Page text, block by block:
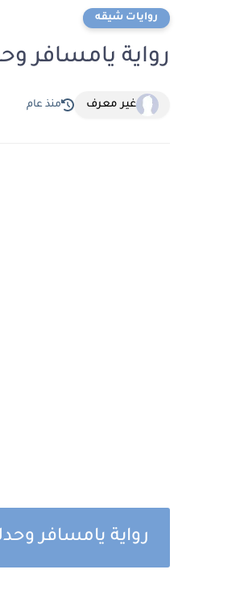
روايات شيقه
رواية يامسافر وحدك
غير معرف منذ عام
رواية يامسافر